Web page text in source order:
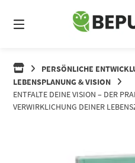
zum
Inhalt
PERSÖNLICHE
LEBENSPLANUNG & VISION
ENTFALTE DEINE VISION – DER
VERWIRKLICHUNG DEINER